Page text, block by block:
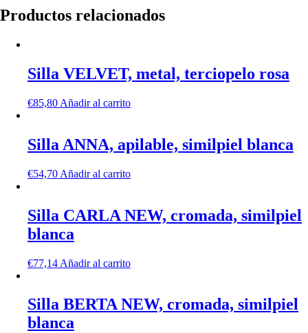
Productos relacionados
Silla VELVET, metal, terciopelo rosa
€85,80 Añadir al carrito
Silla ANNA, apilable, similpiel blanca
€54,70 Añadir al carrito
Silla CARLA NEW, cromada, similpiel
blanca
€77,14 Añadir al carrito
Silla BERTA NEW, cromada, similpiel
blanca